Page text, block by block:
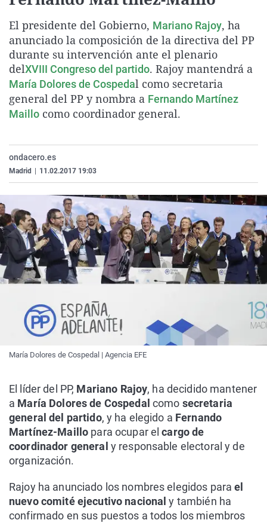
Gente viajera
Como el perro y el
Retornados
Equipo de
Operación Viuda
Galicia
La Rioja
Navarra
País Vasco
Televisión
Elecciones
El presidente del Gobierno, Mariano Rajoy, ha
anunciado la composición de la directiva del PP
durante su intervención ante el plenario
delXVIII Congreso del partido. Rajoy mantendrá a
María Dolores de Cospedal como secretaria
general del PP y nombra a Fernando Martínez
Maillo como coordinador general.
ondacero.es
Madrid 11.02.2017 19:03
María Dolores de Cospedal | Agencia EFE
El líder del PP, Mariano Rajoy, ha decidido mantener
a María Dolores de Cospedal como secretaria
general del partido, y ha elegido a Fernando
Martínez-Maillo para ocupar elcargo de
coordinador general y responsable electoral y de
organización.
Rajoy ha anunciado los nombres elegidos parael
nuevo comité ejecutivo nacionaly también ha
confirmado en sus puestos a todos los miembros